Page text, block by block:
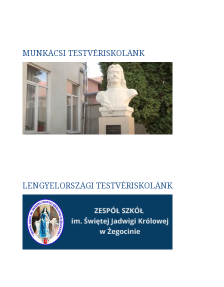
MUNKÁCSI TESTVÉRISKOLÁNK
LENGYELORSZÁGI TESTVÉRISKOLÁNK